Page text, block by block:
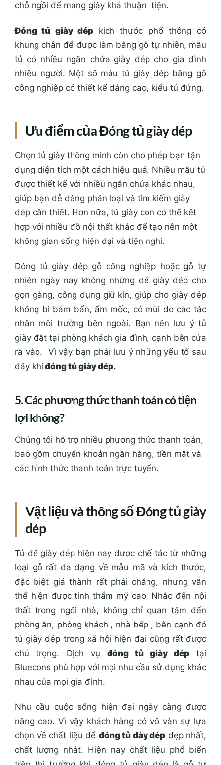
chỗ ngồi để mang giày khá thuận tiện.
Đóng tủ giày dépkích thước phổ thông có
khung chân để được làm bằng gỗ tự nhiên, mẫu
tủ có nhiều ngăn chứa giày dép cho gia đình
nhiều người. Một số mẫu tủ giày dép bằng gỗ
công nghiệp có thiết kế dáng cao, kiểu tủ đứng.
Ưu điểm của Đóng tủ giày dép
Chọn tủ giày thông minh còn cho phép bạn tận
dụng diện tích một cách hiệu quả. Nhiều mẫu tủ
được thiết kế với nhiều ngăn chứa khác nhau,
giúp bạn dễ dàng phân loại và tìm kiếm giày
dép cần thiết. Hơn nữa, tủ giày còn có thể kết
hợp với nhiều đồ nội thất khác để tạo nên một
không gian sống hiện đại và tiện nghi.
Đóng tủ giày dép gỗ công nghiệp hoặc gỗ tự
nhiên ngày nay không những để giày dép cho
gọn gàng, công dụng giữ kín, giúp cho giày dép
không bị bám bẩn, ẩm mốc, có mùi do các tác
nhân môi trường bên ngoài. Bạn nên lưu ý tủ
giày đặt tại phòng khách gia đình, cạnh bên cửa
ra vào. Vì vậy bạn phải lưu ý những yếu tố sau
đây khi đóng tủ giày dép.
5. Các phương thức thanh toán có tiện
lợi không?
Chúng tôi hỗ trợ nhiều phương thức thanh toán,
bao gồm chuyển khoản ngân hàng, tiền mặt và
các hình thức thanh toán trực tuyến.
Vật liệu và thông số Đóng tủ giày
dép
Tủ để giày dép hiện nay được chế tác từ những
loại gỗ rất đa dạng về mẫu mã và kích thước,
đặc biệt giá thành rất phải chăng, nhưng vẫn
thể hiện được tính thẩm mỹ cao. Nhắc đến nội
thất trong ngôi nhà, không chỉ quan tâm đến
phòng ăn, phòng khách , nhà bếp , bên cạnh đó
tủ giày dép trong xã hội hiện đại cũng rất được
chú trọng. Dịch vụ đóng tủ giày déptại
Bluecons phù hợp với mọi nhu cầu sử dụng khác
nhau của mọi gia đình.
Nhu cầu cuộc sống hiện đại ngày càng được
nâng cao. Vì vậy khách hàng có vô vàn sự lựa
chọn về chất liệu để đóng tủ dày dép đẹp nhất,
chất lượng nhát. Hiện nay chất liệu phổ biến